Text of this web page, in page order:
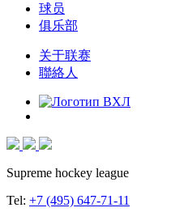
球员
俱乐部
关于联赛
聯絡人
Supreme hockey league
Tel: +7 (495) 647-71-11